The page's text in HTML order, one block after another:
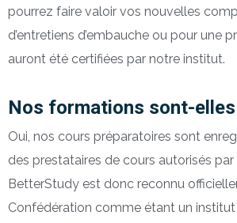
pourrez faire valoir vos nouvelles
d’entretiens d’embauche ou pour une
auront été certifiées par notre institut.
Nos formations sont-
Oui, nos cours préparatoires sont
des prestataires de cours autorisés par
BetterStudy est donc reconnu
Confédération comme étant un